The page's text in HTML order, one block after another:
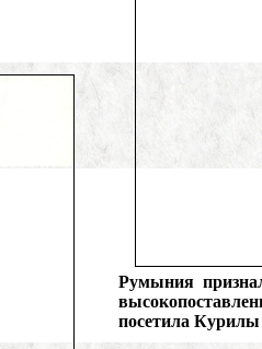
Румыния
посетила Курилы